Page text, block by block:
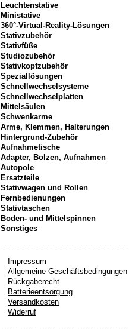
Leuchtenstative
Ministative
360°-Virtual-Reality-Lösungen
Stativzubehör
Stativfüße
Studiozubehör
Stativkopfzubehör
Speziallösungen
Schnellwechselsysteme
Schnellwechselplatten
Mittelsäulen
Schwenkarme
Arme, Klemmen, Halterungen
Hintergrund-Zubehör
Aufnahmetische
Adapter, Bolzen, Aufnahmen
Autopole
Ersatzteile
Stativwagen und Rollen
Fernbedienungen
Stativtaschen
Boden- und Mittelspinnen
Sonstiges
Impressum
Allgemeine Geschäftsbedingungen
Rückgaberecht
Batterieentsorgung
Versandkosten
Widerruf